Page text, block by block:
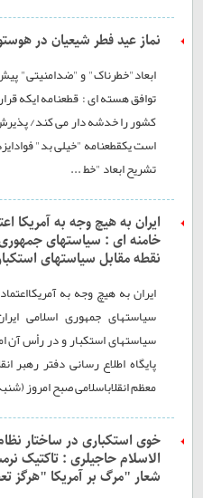
نماز عید فطر شیعیان در
ابعاد"خطرناک" و "ضدامنيتی"
توافق هسته ای : قطعنامه ایکه
کشور را خدشه دار می کند/
است یکقطعنامه "خيلی بد"
تشریح ابعاد "خط ...
ایران به هیچ وجه به آمریکا
خامنه ای : سیاستهای جمهوری
نقطه مقابل سیاستهای
ایران به هیچ وجه به
سیاستهای جمهوری اسلامی
سیاستهای استکبار و در رأس آن
پایگاه اطلاع رسانی دفتر رهبر
معظم انقلاباسلامی صبح امروز
خوی استکباری در ساختار
الاسلام حاجیلری : تاکتيک
شعار "مرگ بر آمريکا "هرگز